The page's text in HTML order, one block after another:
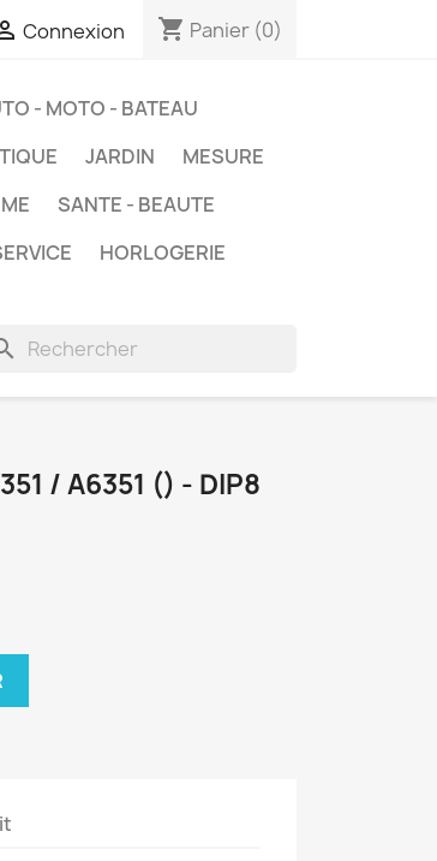
Connexion shopping_cart Panier (0)
- MOTO - BATEAU
JARDIN
MESURE
SANTE - BEAUTE
HORLOGERIE
/ A6351 () - DIP8